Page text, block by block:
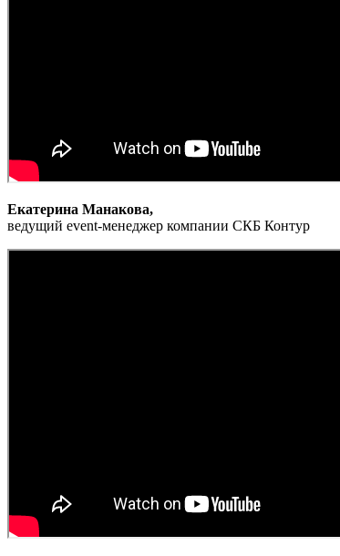
Екатерина Манакова,
ведущий event-менеджер компании СКБ Контур